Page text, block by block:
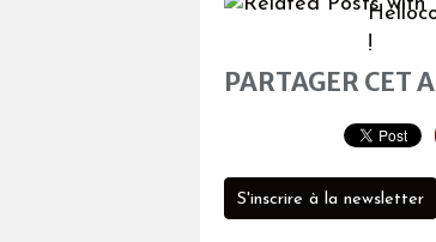
PARTAGER CET
S'inscrire à la newsletter